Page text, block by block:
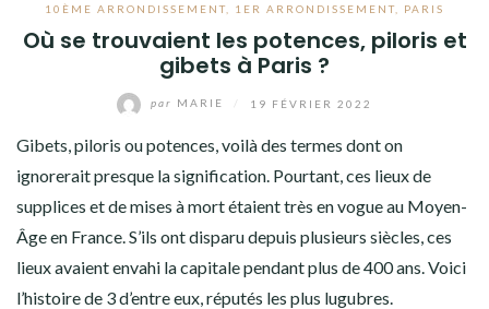
10ÈME ARRONDISSEMENT 1ER ARRONDISSEMENT PARIS
Où se trouvaient les potences, piloris et
gibets à Paris ?
par MARIE 19 FÉVRIER 2022
Gibets, piloris ou potences, voilà des termes dont on
ignorerait presque la signification. Pourtant, ces lieux de
supplices et de mises à mort étaient très en vogue au Moyen-
Âge en France. S’ils ont disparu depuis plusieurs siècles, ces
lieux avaient envahi la capitale pendant plus de 400 ans. Voici
l’histoire de 3 d’entre eux, réputés les plus lugubres.
14ÈME ARRONDISSEMENT
15ÈME ARRONDISSEMENT
16ÈME ARRONDISSEMENT
17ÈME ARRONDISSEMENT
18ÈME ARRONDISSEMENT
19ÈME ARRONDISSEMENT